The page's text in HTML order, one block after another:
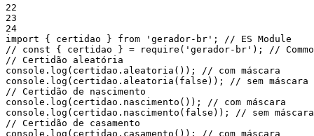
22
23
24
import
{ certidao } from 'gerador-br' ;
// ES Module
// const { certidao } = require('gerador-br'); //
// Certidão aleatória
console . log ( certidao . aleatoria ( ) ) ;
// com máscara
console . log ( certidao . aleatoria ( false ) ) ;
// sem máscara
// Certidão de nascimento
console . log ( certidao . nascimento ( ) ) ;
// com máscara
console . log ( certidao . nascimento ( false ) ) ;
// sem máscara
// Certidão de casamento
console . log ( certidao . casamento ( ) ) ;
// com máscara